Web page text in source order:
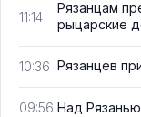
11:14
Рязанцам
рыцарские
10:36 Рязанцев
09:56 Над